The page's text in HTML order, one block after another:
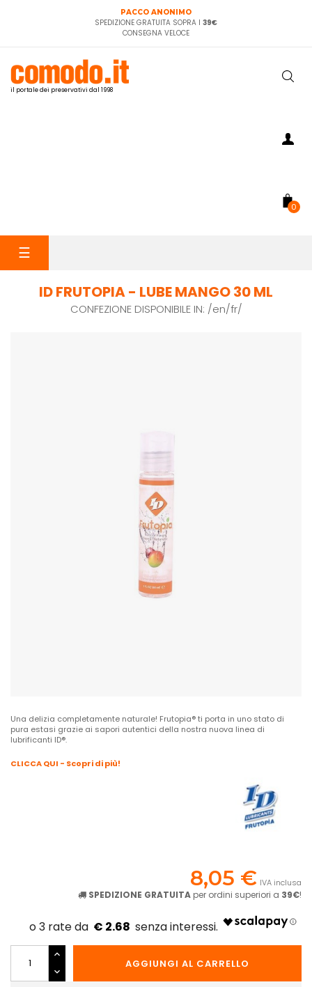
PACCO ANONIMO
SPEDIZIONE GRATUITA SOPRA I 39€
CONSEGNA VELOCE
il portale dei preservativi dal 1998
0
navigazione
☰
ID FRUTOPIA - LUBE MANGO 30 ML
CONFEZIONE DISPONIBILE IN: /en/fr/
Una delizia completamente naturale! Frutopia® ti porta in uno stato di
pura estasi grazie ai sapori autentici della nostra nuova linea di
lubrificanti ID®.
CLICCA QUI - Scopri di più!
8,05 € IVA inclusa
SPEDIZIONE GRATUITA per ordini superiori a 39€!
€ 2.68
AGGIUNGI AL CARRELLO